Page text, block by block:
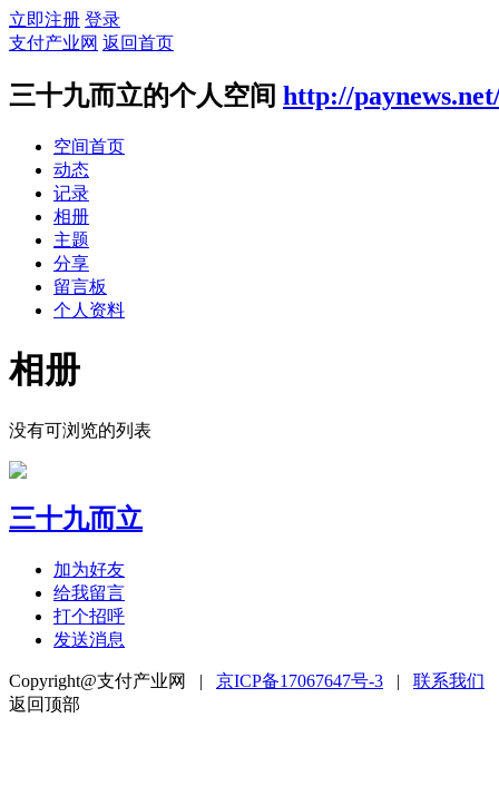
立即注册 登录
支付产业网 返回首页
三十九而立的个人空间 http://
空间首页
动态
记录
相册
主题
分享
留言板
个人资料
相册
没有可浏览的列表
三十九而立
加为好友
给我留言
打个招呼
发送消息
Copyright@支付产业网 | 京ICP备17067647号-3 | 联系我们
返回顶部